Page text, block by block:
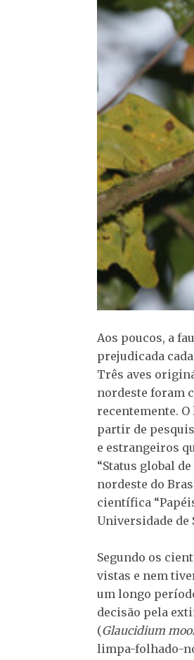
Aos poucos, a
prejudicada
Três aves
nordeste foram
recentemente.
partir de
e estrangeiros
“Status global
nordeste do
científica
Universidade de
Segundo os
vistas e nem
um longo
decisão pela
(Glaucidium
limpa-folhado-